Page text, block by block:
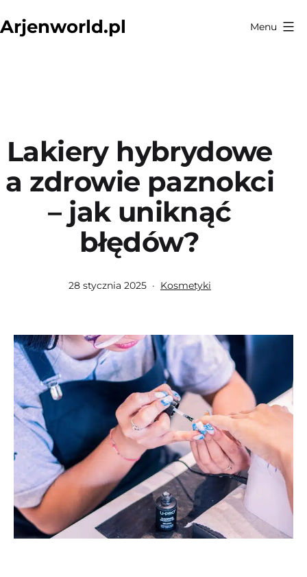
do
Arjenworld.pl Menu
Lakiery hybrydowe
a zdrowie paznokci
– jak uniknąć
błędów?
Opublikowano
28 stycznia 2025
Umieszczono
Kosmetyki